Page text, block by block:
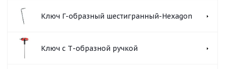
Ключ Г-образный шестигранный-Hexagon
Ключ с Т-образной ручкой